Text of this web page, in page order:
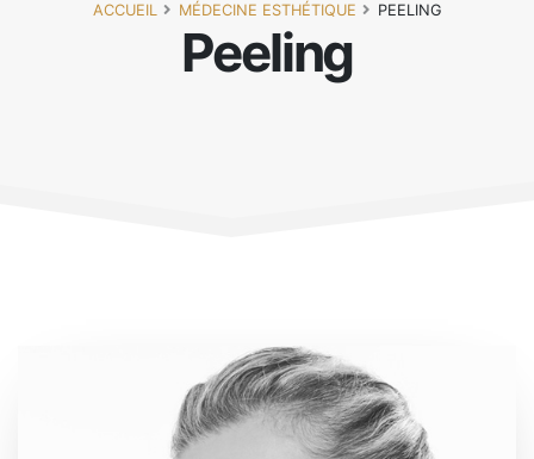
Peeling
ACCUEIL MÉDECINE ESTHÉTIQUE PEELING